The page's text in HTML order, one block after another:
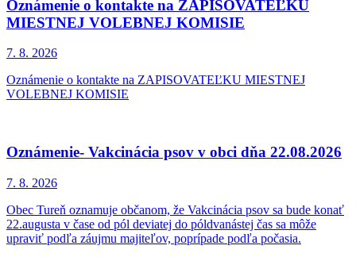
Oznámenie o kontakte na ZAPISOVATEĽKU
MIESTNEJ VOLEBNEJ KOMISIE
7. 8. 2026
Oznámenie o kontakte na ZAPISOVATEĽKU MIESTNEJ
VOLEBNEJ KOMISIE
Oznámenie- Vakcinácia psov v obci dňa 22.08.2026
7. 8. 2026
Obec Tureň oznamuje občanom, že Vakcinácia psov sa bude konať
22.augusta v čase od pól deviatej do póldvanástej čas sa môže
upraviť podľa záujmu majiteľov, poprípade podľa počasia.